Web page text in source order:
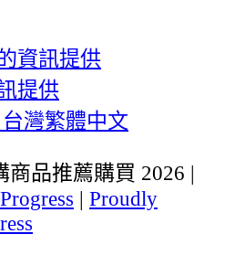
資訊提供
提供
台灣繁體中文
商品推薦購買 2026 |
| Proudly